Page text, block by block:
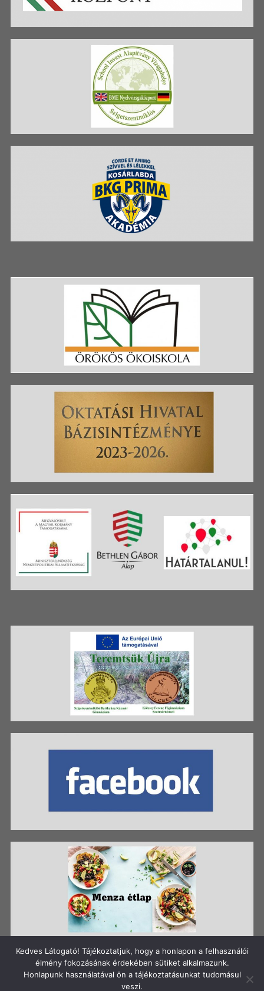
Szerzői jog: Szigetszentmiklósi Batthyány Kázmér
Kedves Látogató! Tájékoztatjuk, hogy a honlapon a felhasználói
élmény fokozásának érdekében sütiket alkalmazunk.
Honlapunk használatával ön a tájékoztatásunkat tudomásul
veszi.